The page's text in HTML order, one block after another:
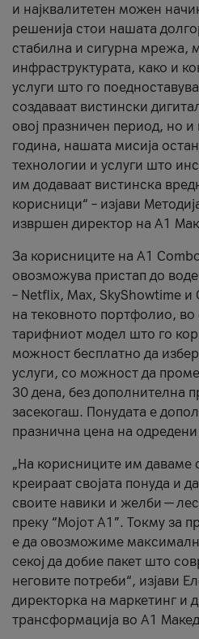
и најквалитетен можен
решенија стои нашата
стабилна и сигурна мрежа,
инфраструктурата, како и
услуги што го
создаваат вистински
овој празничен период, но и
година, нашата мисија
технологии и услуги што
им додаваат вистинска
корисници“ – изјави
извршен директор на А1
За корисниците на A1
овозможува пристап до
– Netflix, Max, SkyShowtime и
на тековното портфолио, во
тарифниот модел што го
можност бесплатно да
услуги, со можност да
30 дена, без дополнителна
засекогаш. Понудата е
празнична цена на
„На корисниците им даваме
креираат својата понуда и
своите навики и желби —
преку “Мојот А1”. Токму за
е да овозможиме
секој да добие пакет што
неговите потреби“, изјави
директорка на маркетинг и
трансформација во А1